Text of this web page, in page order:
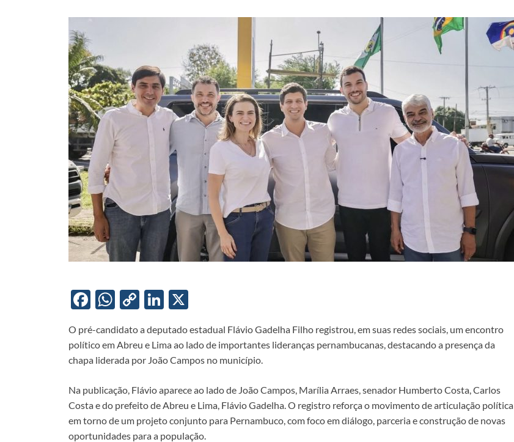
F
e
b
o
k
W
at
s
p
p
C
p
y
n
k
Li
k
e
n
O pré-candidato a deputado estadual Flávio Gadelha Filho registrou, em suas redes sociais, um encontro
político em Abreu e Lima ao lado de importantes lideranças pernambucanas, destacando a presença da
chapa liderada por João Campos no município.
Na publicação, Flávio aparece ao lado de João Campos, Marília Arraes, senador Humberto Costa, Carlos
Costa e do prefeito de Abreu e Lima, Flávio Gadelha. O registro reforça o movimento de articulação política
em torno de um projeto conjunto para Pernambuco, com foco em diálogo, parceria e construção de novas
oportunidades para a população.